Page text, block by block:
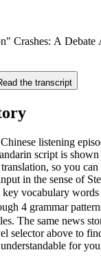
Crashes: A Debate
the transcript
listening
script is
so you can
in the sense of
key vocabulary
4 grammar
The same news
selector above to
for